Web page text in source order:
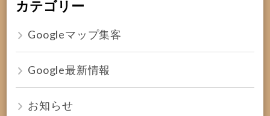
カテゴリー
Googleマップ集客
Google最新情報
お知らせ